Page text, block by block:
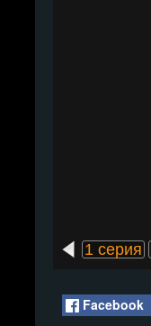
1 серия
Facebook